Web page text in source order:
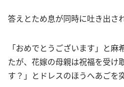
答えとため息が同時に吐き出さ
「おめでとうございます」と
たが、花嫁の母親は祝福を受け
す？」とドレスのほうへあごを